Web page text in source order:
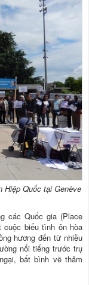
Quốc tại Genève
các Quốc gia (Place
cuộc biểu tình ôn hòa
hương đến từ nhiều
nổi tiếng trước trụ
bất bình về thảm